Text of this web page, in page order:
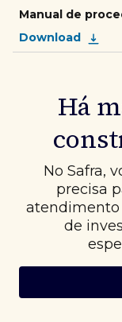
Manual de
Download
Há
No Safra,
precisa
atendimento
de